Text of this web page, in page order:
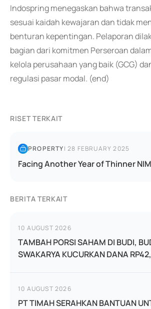
Indospring menegaskan bahwa
sesuai kaidah kewajaran dan tidak
benturan kepentingan. Pelaporan
bagian dari komitmen Perseroan
kelola perusahaan yang baik (GCG)
regulasi pasar modal. (end)
RISET TERKAIT
PROPERTY|28 FEBRUARY 2025
Facing Another Year of Thinner
BERITA TERKAIT
10 AUGUST 2026
TAMBAH PORSI SAHAM DI BUDI,
SWAKARYA KUCURKAN DANA
10 AUGUST 2026
PT TIMAH SERAHKAN BANTUAN